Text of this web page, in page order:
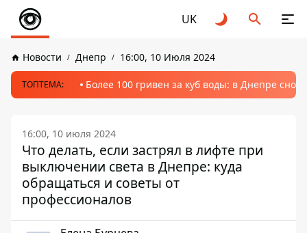
UK
Новости Днепр 16:00, 10 Июля 2024
ТОПТЕМА: Более 100 гривен за куб воды: в Днепре
16:00, 10 июля 2024
Что делать, если застрял в лифте при
выключении света в Днепре: куда
обращаться и советы от
профессионалов